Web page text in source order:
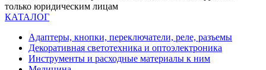
только юридическим лицам
КАТАЛОГ
Адаптеры, кнопки, переключатели, реле, разъемы
Декоративная светотехника и оптоэлектроника
Инструменты и расходные материалы к ним